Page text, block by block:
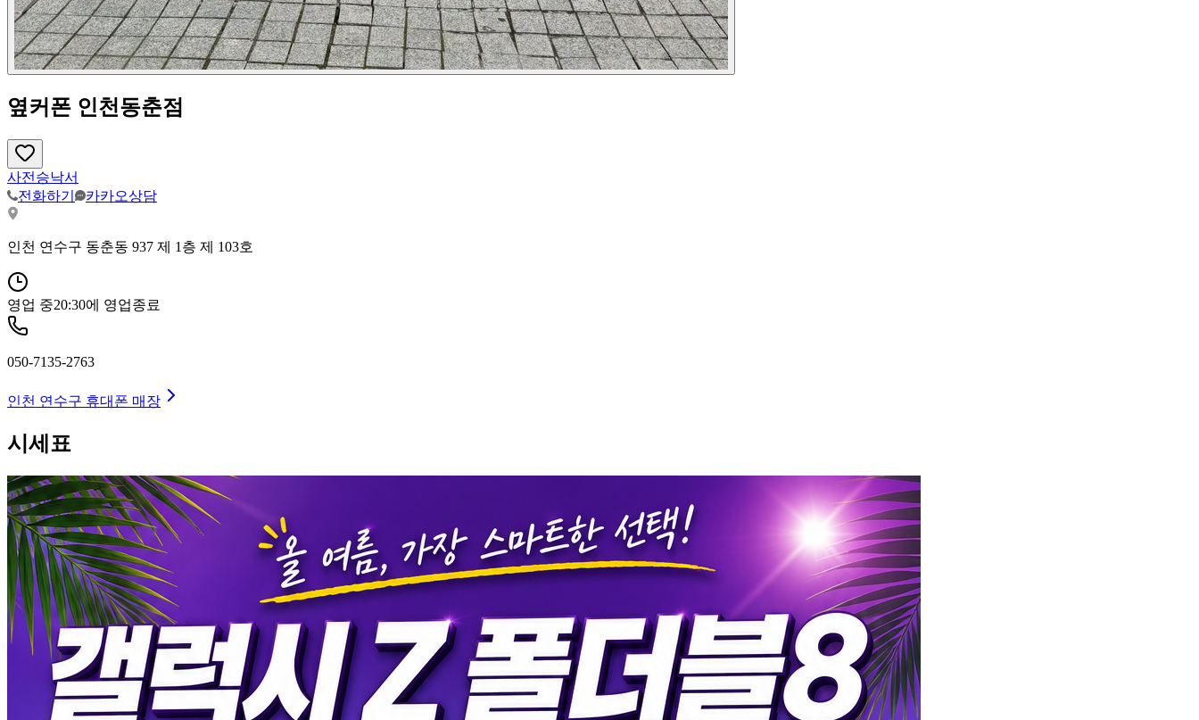
옆커폰 인천동춘점
사전승낙서
전화하기
카카오상담
인천 연수구 동춘동 937 제 1층 제 103호
영업 중20:30에 영업종료
050-7135-2763
인천 연수구 휴대폰 매장
시세표